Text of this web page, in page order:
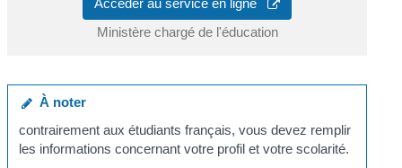
Ministère chargé de l'éducation
À noter
contrairement aux étudiants français, vous devez remplir
les informations concernant votre profil et votre scolarité.